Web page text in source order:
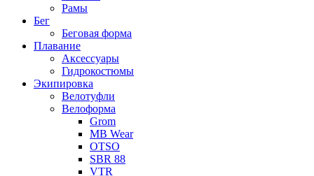
Рамы
Бег
Беговая форма
Плавание
Аксессуары
Гидрокостюмы
Экипировка
Велотуфли
Велоформа
Grom
MB Wear
OTSO
SBR 88
VTR